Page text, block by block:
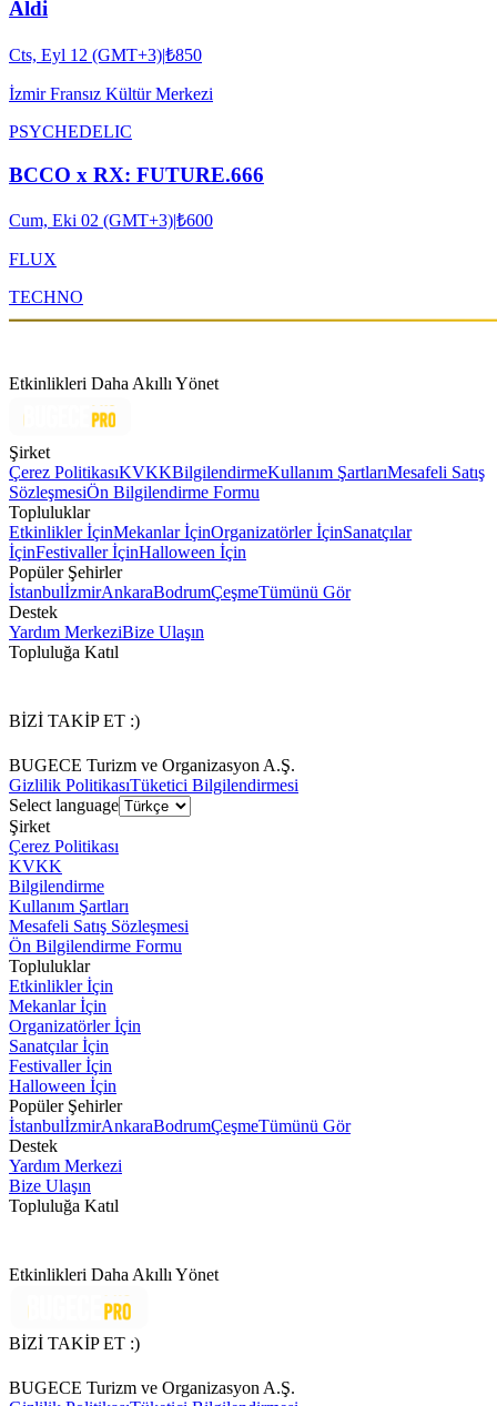
Aldi
Cts, Eyl 12 (GMT+3)|₺850
İzmir Fransız Kültür Merkezi
PSYCHEDELIC
BCCO x RX: FUTURE.666
Cum, Eki 02 (GMT+3)|₺600
FLUX
TECHNO
Etkinlikleri Daha Akıllı Yönet
Şirket
Çerez PolitikasıKVKKBilgilendirmeKullanım ŞartlarıMesafeli Satış
SözleşmesiÖn Bilgilendirme Formu
Topluluklar
Etkinlikler İçinMekanlar İçinOrganizatörler İçinSanatçılar
İçinFestivaller İçinHalloween İçin
Popüler Şehirler
İstanbulİzmirAnkaraBodrumÇeşmeTümünü Gör
Destek
Yardım MerkeziBize Ulaşın
Topluluğa Katıl
BİZİ TAKİP ET :)
BUGECE Turizm ve Organizasyon A.Ş.
Gizlilik PolitikasıTüketici Bilgilendirmesi
Select language
Şirket
Çerez Politikası
KVKK
Bilgilendirme
Kullanım Şartları
Mesafeli Satış Sözleşmesi
Ön Bilgilendirme Formu
Topluluklar
Etkinlikler İçin
Mekanlar İçin
Organizatörler İçin
Sanatçılar İçin
Festivaller İçin
Halloween İçin
Popüler Şehirler
İstanbulİzmirAnkaraBodrumÇeşmeTümünü Gör
Destek
Yardım Merkezi
Bize Ulaşın
Topluluğa Katıl
Etkinlikleri Daha Akıllı Yönet
BİZİ TAKİP ET :)
BUGECE Turizm ve Organizasyon A.Ş.